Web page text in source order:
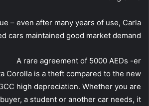
– even after many years of use, Carla
cars maintained good market demand.
A rare agreement of 5000 AEDs -er
Corolla is a theft compared to the new
high depreciation. Whether you are
a student or another car needs, it